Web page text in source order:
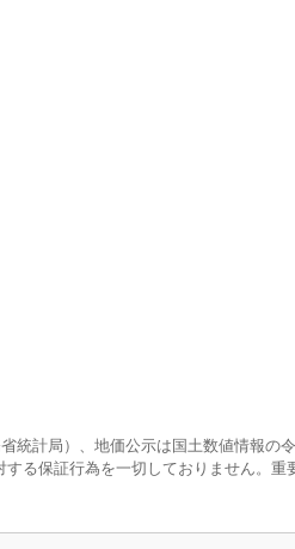
計局）、地価公示は国土数値情報の
る保証行為を一切しておりません。